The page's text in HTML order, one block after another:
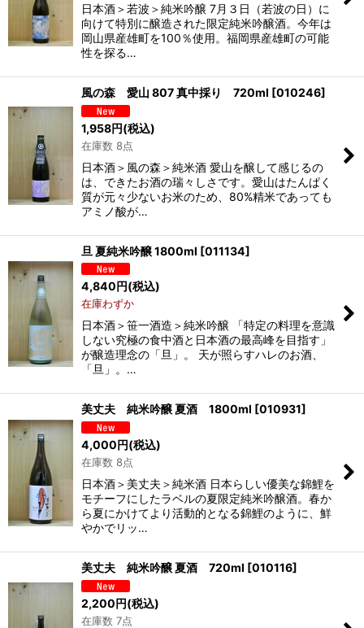
日本酒＞若波＞純米吟醸 7月３日（若波の日）に
向けて特別に醸造された限定純米吟醸酒。今年は
岡山県産雄町を100％使用。福岡県産雄町の可能
性を探る…
風の森 愛山 807 真中採り 720ml [010246]
1,958円(税込)
在庫数 8点
日本酒＞風の森＞純米酒 愛山を醸して感じるの
は、できたお酒の瑞々しさです。愛山はたんぱく
質が元々少ないお米のため、80%精米であっても
アミノ酸が…
旦 夏純米吟醸 1800ml [011134]
4,840円(税込)
在庫わずか
日本酒＞笹一酒造＞純米吟醸 「特定の料理を意識
しない究極の食中酒と日本酒の最高峰を目指す」
が醸造理念の「旦」。 天が照らすハレのお酒、
「旦」。…
美丈夫 純米吟醸 夏酒 1800ml [010931]
4,000円(税込)
在庫数 8点
日本酒＞美丈夫＞純米酒 日本らしい優美な錦鯉を
モチーフにしたラベルの夏限定純米吟醸酒。春か
ら夏にかけてより活動的となる錦鯉のように、鮮
やかでリッ…
美丈夫 純米吟醸 夏酒 720ml [010116]
2,200円(税込)
在庫数 7点